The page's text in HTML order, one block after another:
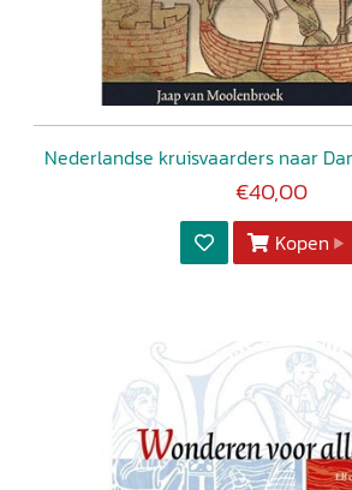
Nederlandse kruisvaarders naar
€40,00
Kopen